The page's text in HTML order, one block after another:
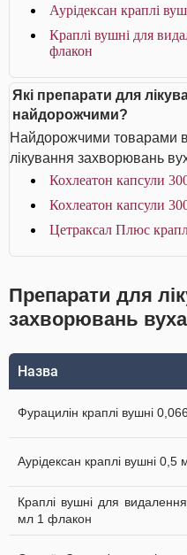
Аурiдексан краплі
Краплі вушні для
флакон
Які препарати для
найдорожчими?
Найдорожчими товарами в
лікування захворювань
Кохлеатон капсули
Кохлеатон капсули
Цетраксал Плюс
Препарати для
захворювань вуха
Назва
Фурацилін краплі вушні
Аурiдексан краплі вушні
Краплі вушні для
мл 1 флакон